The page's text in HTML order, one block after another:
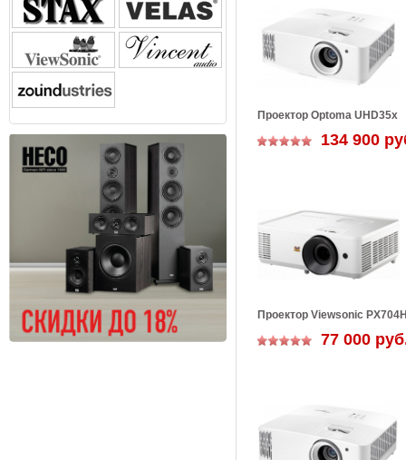
Проектор Optoma UHD35x
134 900
Проектор Viewsonic
77 000